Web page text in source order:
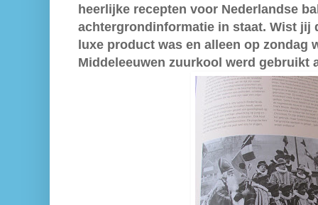
heerlijke recepten voor Nederlandse
achtergrondinformatie in staat. Wist jij
luxe product was en alleen op zondag
Middeleeuwen zuurkool werd gebruikt